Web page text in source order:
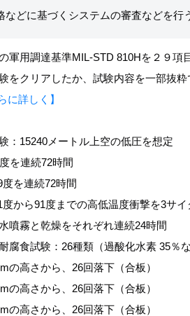
軍用調達基準MIL-STD 810Hを２９項
をクリアしたか、試験内容を一部抜粋
に詳しく】
：15240メートル上空の低圧を想定
を連続72時間
を連続72時間
から91度までの高低温度衝撃を3サ
噴霧と乾燥をそれぞれ連続24時間
腐食試験：26種類（過酸化水素 35％
の高さから、26回落下（合板）
の高さから、26回落下（合板）
の高さから、26回落下（合板）